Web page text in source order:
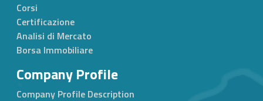
Corsi
Certificazione
Analisi di Mercato
Borsa Immobiliare
Company Profile
Company Profile Description